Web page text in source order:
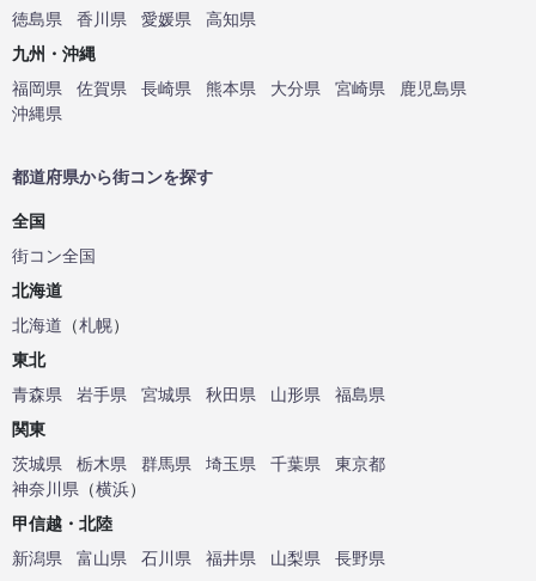
徳島県
香川県 愛媛県
高知県
九州・沖縄
福岡県
佐賀県 長崎県 熊本県 大分県 宮崎県
鹿児島県
沖縄県
都道府県から街コンを探す
全国
街コン全国
北海道
北海道 （札幌）
東北
青森県
岩手県 宮城県 秋田県 山形県
福島県
関東
茨城県
栃木県 群馬県 埼玉県 千葉県
東京都
神奈川県 （横浜）
甲信越・北陸
新潟県
富山県 石川県 福井県 山梨県
長野県